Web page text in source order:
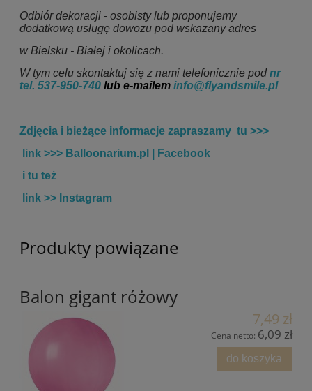
Odbiór dekoracji - osobisty lub proponujemy
dodatkową usługę dowozu pod wskazany adres
w Bielsku - Białej i okolicach.
W tym celu skontaktuj się z nami telefonicznie podnr
tel. 537-950-740 lub e-mailem info@flyandsmile.pl
Zdjęcia i bieżące informacje zapraszamy tu >>>
link >>> Balloonarium.pl | Facebook
i tu też
link >> Instagram
Produkty powiązane
Balon gigant różowy
7,49 zł
Cena netto: 6,09 zł
do koszyka